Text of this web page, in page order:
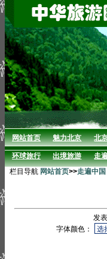
网站首页 魅力北京 北
环球旅行 出境旅游 走
栏目导航 网站首页>>走遍中国
发
字体颜色：